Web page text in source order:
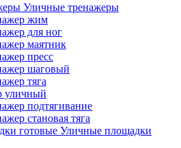
Уличные тренажеры
жим
для ног
маятник
пресс
шаговый
тяга
уличный
подтягивание
становая тяга
Уличные площадки